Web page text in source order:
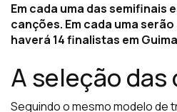
Em cada uma das semifinais
canções. Em cada uma
haverá 14 finalistas em
A seleção das
Seguindo o mesmo modelo de